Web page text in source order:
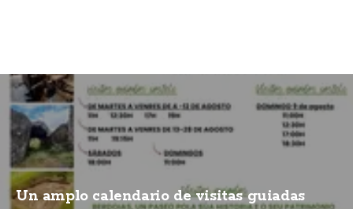
Un amplo calendario de visitas guiadas